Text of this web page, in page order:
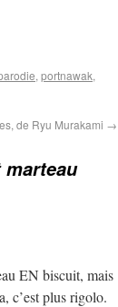
, portnawak,
de Ryu Murakami →
EN biscuit, mais
c’est plus rigolo.